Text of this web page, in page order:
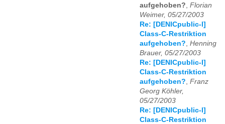
aufgehoben? Florian
Weimer, 05/27/2003
Re: [DENICpublic-l]
Class-C-Restriktion
aufgehoben? Henning
Brauer, 05/27/2003
Re: [DENICpublic-l]
Class-C-Restriktion
aufgehoben? Franz
Georg Köhler,
05/27/2003
Re: [DENICpublic-l]
Class-C-Restriktion